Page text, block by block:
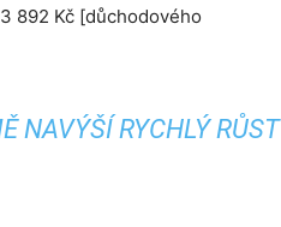
892 Kč [důchodového
NAVÝŠÍ RYCHLÝ RŮST